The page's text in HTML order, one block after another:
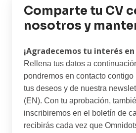
Comparte tu CV
nosotros y
¡Agradecemos tu interés
Rellena tus datos a
pondremos en contacto
tus deseos y de nuestra
(EN). Con tu aprobación,
inscribiremos en el boletín de
recibirás cada vez que